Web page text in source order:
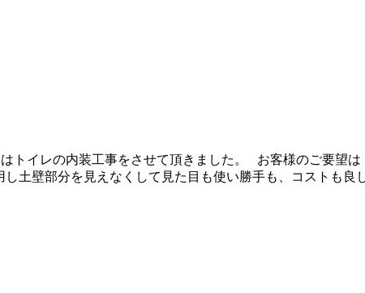
トイレの内装工事をさせて頂きました。 お客様のご要望
土壁部分を見えなくして見た目も使い勝手も、コストも